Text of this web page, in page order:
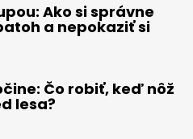
Ako si správne
a nepokaziť si
Čo robiť, keď nôž
lesa?